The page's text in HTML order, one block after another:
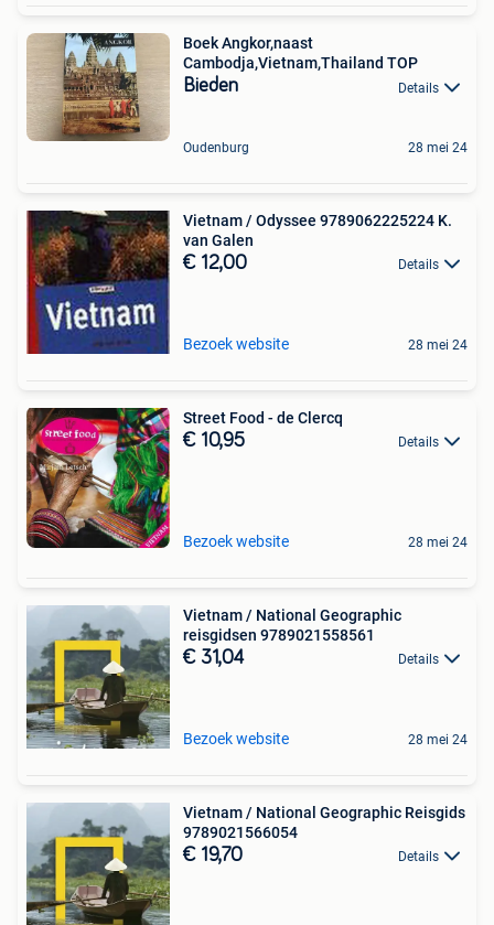
Boek Angkor,naast
Cambodja,Vietnam,Thailand TOP
Bieden Details
Oudenburg 28 mei 24
Vietnam / Odyssee 9789062225224 K.
van Galen
€ 12,00 Details
Bezoek website 28 mei 24
Street Food - de Clercq
€ 10,95 Details
Bezoek website 28 mei 24
Vietnam / National Geographic
reisgidsen 9789021558561
€ 31,04 Details
Bezoek website 28 mei 24
Vietnam / National Geographic Reisgids
9789021566054
€ 19,70 Details